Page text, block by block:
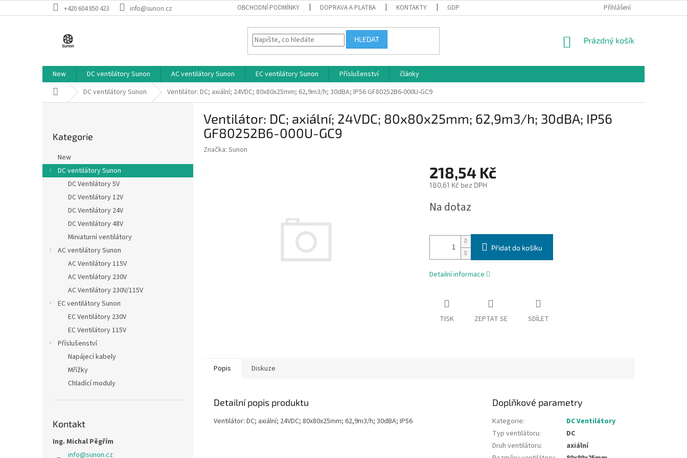
na
+420 604 850 423 info@sunon.cz OBCHODNÍ PODMÍNKY DOPRAVA A PLATBA KONTAKTY GDPR Přihlášení
HLEDAT
NÁKUPNÍ
Prázdný košík
New DC ventilátory Sunon AC ventilátory Sunon EC ventilátory Sunon Příslušenství
články
Domů DC ventilátory Sunon Ventilátor: DC; axiální; 24VDC; 80x80x25mm; 62,9m3/h; 30dBA; IP56 GF80252B6-000U-GC9
a
n
kategorie
Kategorie
New
DC ventilátory Sunon
DC Ventilátory 5V
DC Ventilátory 12V
DC Ventilátory 24V
DC Ventilátory 48V
Miniaturní ventilátory
AC ventilátory Sunon
AC Ventilátory 115V
AC Ventilátory 230V
AC Ventilátory 230V/115V
EC ventilátory Sunon
EC Ventilátory 230V
EC Ventilátory 115V
Příslušenství
Napájecí kabely
Mřížky
Chladící moduly
Kontakt
Ing. Michal Pěgřím
info@sunon.cz
Ventilátor: DC; axiální; 24VDC; 80x80x25mm; 62,9m3/h; 30dBA; IP56
GF80252B6-000U-GC9
Značka: Sunon
218,54 Kč
180,61 Kč bez DPH
cena:
Na dotaz
Přidat do košíku
Detailní informace
TISK ZEPTAT SE SDÍLET
Popis Diskuze
Detailní popis produktu
Ventilátor: DC; axiální; 24VDC; 80x80x25mm; 62,9m3/h; 30dBA; IP56
Doplňkové parametry
Kategorie:
DC Ventilátory
Typ ventilátoru:
DC
Druh ventilátoru:
axiální